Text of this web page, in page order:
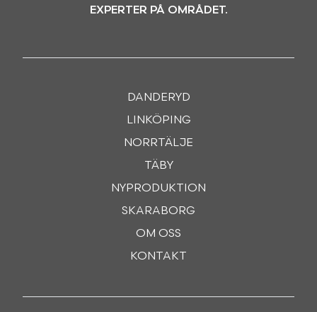
EXPERTER PÅ OMRÅDET.
DANDERYD
LINKÖPING
NORRTÄLJE
TÄBY
NYPRODUKTION
SKARABORG
OM OSS
KONTAKT